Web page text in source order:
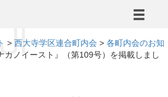
> 西大寺学区連合町内会 > 各町内会のお知
カノイースト』（第109号）を掲載しまし